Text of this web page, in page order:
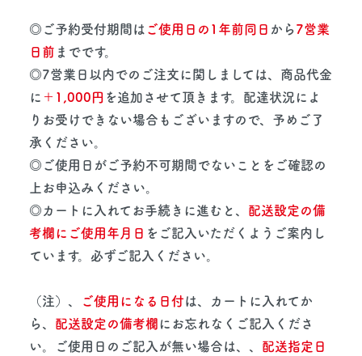
◎ご予約受付期間は ご使用日の1年前同日 から7営業
日前 までです。
◎7営業日以内でのご注文に関しましては、商品代金
に ＋1,000円 を追加させて頂きます。配達状況によ
りお受けできない場合もございますので、予めご了
承ください。
◎ご使用日がご予約不可期間でないことをご確認の
上お申込みください。
◎カートに入れてお手続きに進むと、 配送設定の備
考欄にご使用年月日 をご記入いただくようご案内し
ています。必ずご記入ください。
（注）、 ご使用になる日付は、カートに入れてか
ら、 配送設定の備考欄 にお忘れなくご記入くださ
い。ご使用日のご記入が無い場合は、、 配送指定日